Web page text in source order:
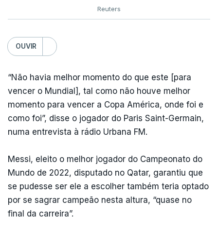
Reuters
OUVIR
“Não havia melhor momento do que este [para
vencer o Mundial], tal como não houve melhor
momento para vencer a Copa América, onde foi e
como foi”, disse o jogador do Paris Saint-Germain,
numa entrevista à rádio Urbana FM.
Messi, eleito o melhor jogador do Campeonato do
Mundo de 2022, disputado no Qatar, garantiu que
se pudesse ser ele a escolher também teria optado
por se sagrar campeão nesta altura, “quase no
final da carreira”.